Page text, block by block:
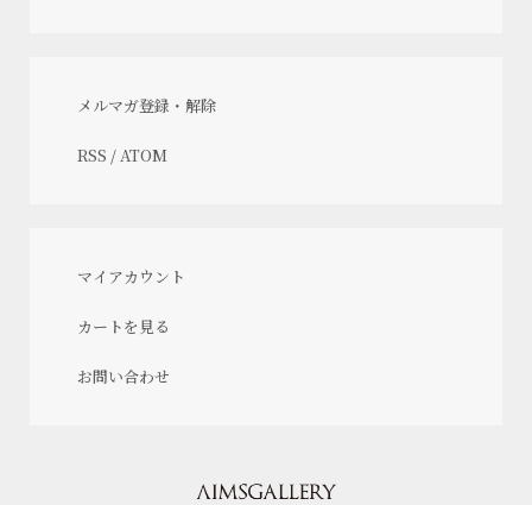
メルマガ登録・解除
RSS / ATOM
マイアカウント
カートを見る
お問い合わせ